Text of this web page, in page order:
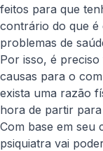
feitos para que
contrário do que é
problemas de
Por isso, é
causas para o
exista uma razão
hora de partir
Com base em seu
psiquiatra vai